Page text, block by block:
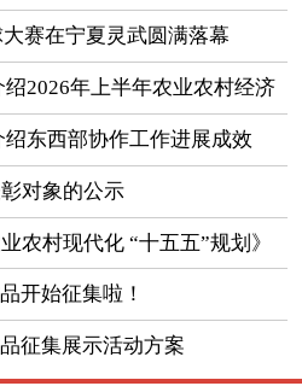
赛在宁夏灵武圆满落幕
2026年上半年农业农村经济
东西部协作工作进展成效
对象的公示
农村现代化 “十五五”规划》
开始征集啦！
征集展示活动方案